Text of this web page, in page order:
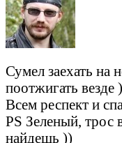
Сумел заехать на
поотжигать везде
Всем респект и
PS Зеленый, трос
найдешь ))